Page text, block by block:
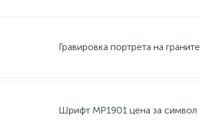
Гравировка портрета на граните
Шрифт MP1901 цена за символ